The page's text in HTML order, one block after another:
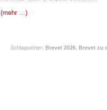
(mehr …)
Schlagwörter: Brevet 2026 Brevet zu